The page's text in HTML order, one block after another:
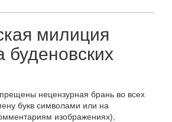
милиция
буденовских
нецензурная брань во всех
букв символами или на
изображениях),